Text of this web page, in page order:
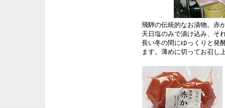
飛騨の伝統的なお漬物。赤
天日塩のみで漬け込み、そ
長い冬の間にゆっくりと発
ます。薄めに切ってお召し